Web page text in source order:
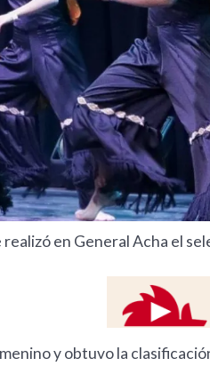
en General Acha el
y obtuvo la